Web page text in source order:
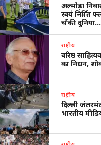
अल्मोड़ा
स्वयं निर्मित
चौंकी
राष्ट्रीय
वरिष्ठ
का निधन,
राष्ट्रीय
दिल्ली
भारतीय